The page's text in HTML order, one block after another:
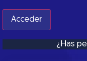
¿Has